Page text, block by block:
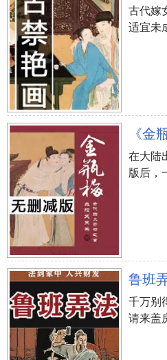
惨败是光溜削减的含意。看
年代，随后融合时间来测算
巳、丙申、丁亥、戊戌、己
癸亥。
庚戌年见甲辰日，辛亥年见乙
壬寅年见丙申日，癸巳年见丁
甲戌年见庚辰日，甲辰年见戊
乙亥年见辛巳日，乙朱年见
丙寅年见壬申日，丁巳年见癸
9、白虎星日。
白虎星凶煞，有时候也会由
不一样，既白虎星并不是在
大部分状况下为凶煞。因而
开。
10、婚娶别离日。
婚娶别离日关键就是指下列
日；二月癸丑日；三月丙申
巳；八月庚辰；九月辛未；
午。
古代嫁
适宜未
《金
在大陆
版后，
鲁班
千万别
请来盖